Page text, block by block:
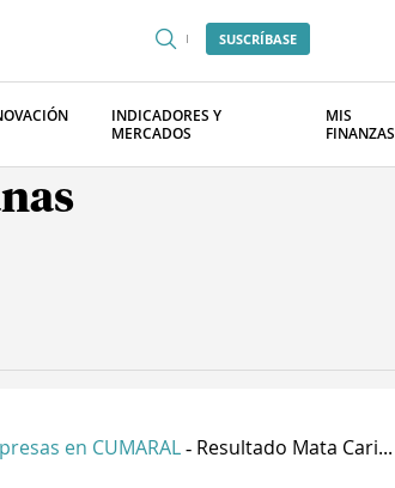
SUSCRÍBASE
INDICADORES Y
MERCADOS
MIS
FINANZAS
en CUMARAL - Resultado Mata Cari...